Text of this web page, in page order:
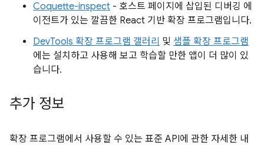
Coquette-inspect - 호스트 페이지에 삽입된 디버깅 에
이전트가 있는 깔끔한 React 기반 확장 프로그램입니다.
DevTools 확장 프로그램 갤러리 및 샘플 확장 프로그램
에는 설치하고 사용해 보고 학습할 만한 앱이 더 많이 있
습니다.
추가 정보
확장 프로그램에서 사용할 수 있는 표준 API에 관한 자세한 내